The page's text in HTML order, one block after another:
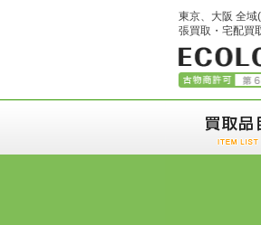
東京、大阪 全域
張買取・宅配買